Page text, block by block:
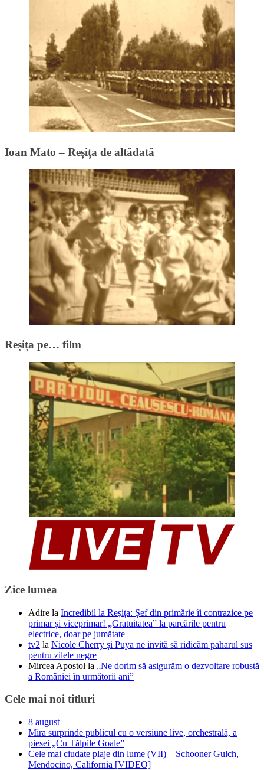
Ioan Mato – Reșița de altădată
Reșița pe… film
Zice lumea
Adire la Incredibil la Reșița: Șef din primărie îi contrazice pe
primar și viceprimar! „Gratuitatea” la parcările pentru
electrice, doar pe jumătate
tv2 la Nicole Cherry și Puya ne invită să ridicăm paharul sus
pentru zilele negre
Mircea Apostol la „Ne dorim să asigurăm o dezvoltare robustă
a României în următorii ani”
Cele mai noi titluri
8 august
Mira surprinde publicul cu o versiune live, orchestrală, a
piesei „Cu Tălpile Goale”
Cele mai ciudate plaje din lume (VII) – Schooner Gulch,
Mendocino, California [VIDEO]